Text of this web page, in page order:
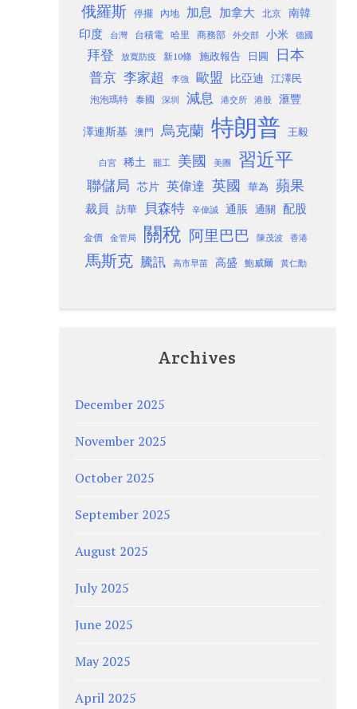
俄羅斯 停擺 內地 加息 加拿大 北京
南韓
印度
台灣 台積電 哈里 商務部 外交部 小米 德國
拜登 放寬防疫 新10條 施政報告 日圓 日本
普京 李家超 李強 歐盟 比亞迪 江澤民
泡泡瑪特 泰國 深圳 減息 港交所 港股 滙豐
澤連斯基 澳門 烏克蘭 特朗普 王毅
白宮 稀土 罷工 美國 美團 習近平
聯儲局 芯片 英偉達 英國 華為 蘋果
裁員 訪華 貝森特 辛偉誠 通脹 通關 配股
金價 金管局 關稅 阿里巴巴 陳茂波 香港
馬斯克 騰訊 高市早苗 高盛 鮑威爾 黃仁勳
Archives
December 2025
November 2025
October 2025
September 2025
August 2025
July 2025
June 2025
May 2025
April 2025